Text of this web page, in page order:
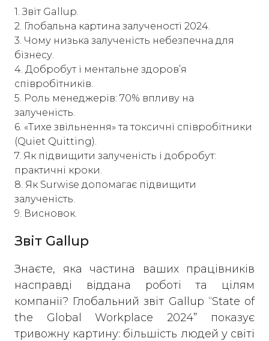
1. Звіт Gallup.
2. Глобальна картина залученості 2024.
3. Чому низька залученість небезпечна для
бізнесу.
4. Добробут і ментальне здоров’я
співробітників.
5. Роль менеджерів: 70% впливу на
залученість.
6. «Тихе звільнення» та токсичні співробітники
(Quiet Quitting).
7. Як підвищити залученість і добробут:
практичні кроки.
8. Як Surwise допомагає підвищити
залученість.
9. Висновок.
Звіт Gallup
Знаєте, яка частина ваших працівників
насправді віддана роботі та цілям
компанії? Глобальний звіт Gallup “State of
the Global Workplace 2024” показує
тривожну картину: більшість людей у світі